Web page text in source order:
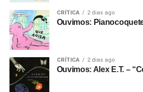
CRÍTICA 2 dias ago
Ouvimos:
CRÍTICA 2 dias ago
Ouvimos: Alex E.T. –